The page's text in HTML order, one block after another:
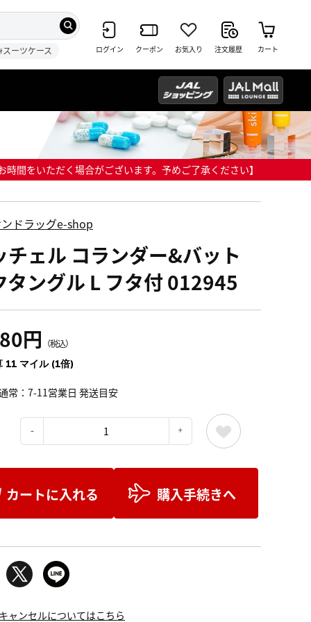
スーツケース ログイン クーポン お気入り 注文履歴 カート
間をいただく場合がございます。予めご了承ください】
ドラッグe-shop
チェル コランダー&バット
タングル L フタ付 012945
円 （税込）
11 マイル (1倍)
常：7-11営業日 発送目安
カートに入れる 購入手続きへ
ャンセルについてはこちら